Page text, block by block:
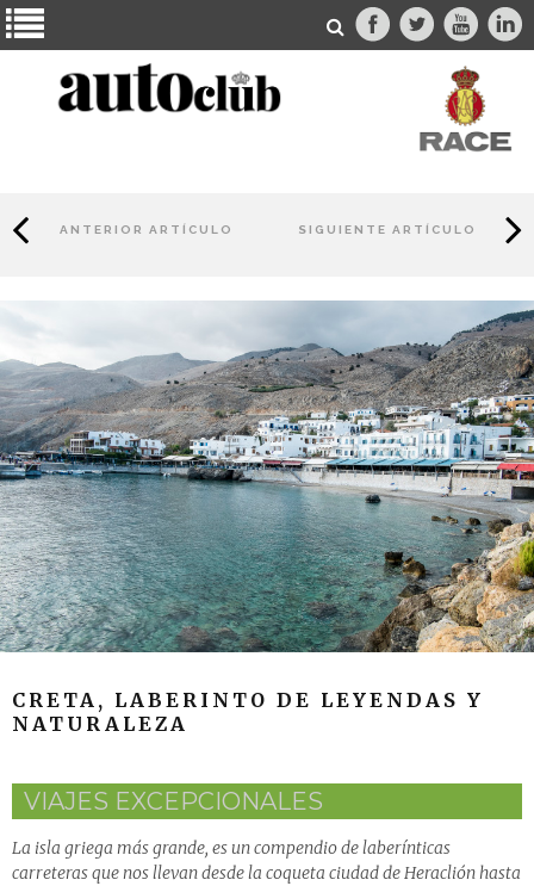
ANTERIOR ARTÍCULO SIGUIENTE ARTÍCULO
CRETA, LABERINTO DE LEYENDAS Y
NATURALEZA
VIAJES EXCEPCIONALES
La isla griega más grande, es un compendio de laberínticas
carreteras que nos llevan desde la coqueta ciudad de Heraclión hasta